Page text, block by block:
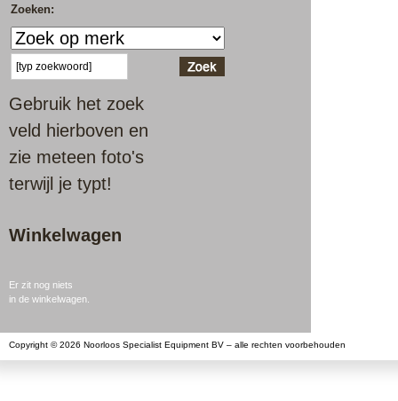
Zoeken:
Gebruik het zoek
veld hierboven en
zie meteen foto's
terwijl je typt!
Winkelwagen
Er zit nog niets
in de winkelwagen.
Copyright © 2026 Noorloos Specialist Equipment BV – alle rechten voorbehouden